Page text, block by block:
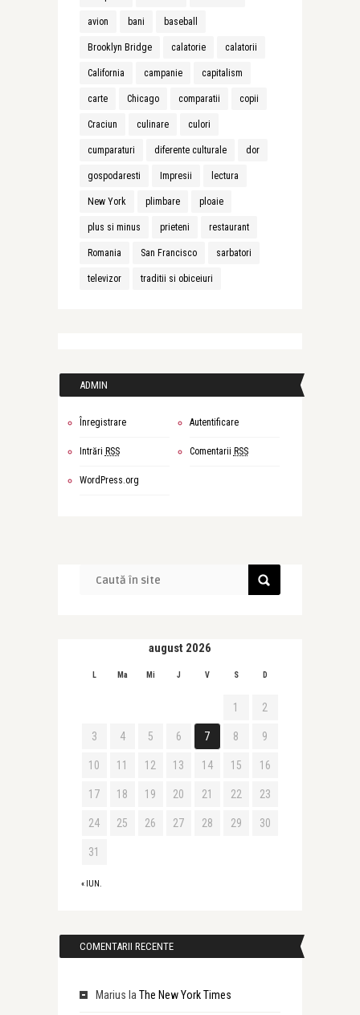
avion bani baseball
Brooklyn Bridge calatorie calatorii
California campanie capitalism
carte Chicago comparatii copii
Craciun culinare culori
cumparaturi diferente culturale dor
gospodaresti Impresii lectura
New York plimbare ploaie
plus si minus prieteni restaurant
Romania San Francisco sarbatori
televizor traditii si obiceiuri
ADMIN
Înregistrare Autentificare
Intrări RSS Comentarii RSS
WordPress.org
august 2026
L Ma Mi J V S D
« IUN.
1 2
3 4 5 6 7 8 9
10 11 12 13 14 15 16
17 18 19 20 21 22 23
24 25 26 27 28 29 30
31
COMENTARII RECENTE
Marius la The New York Times